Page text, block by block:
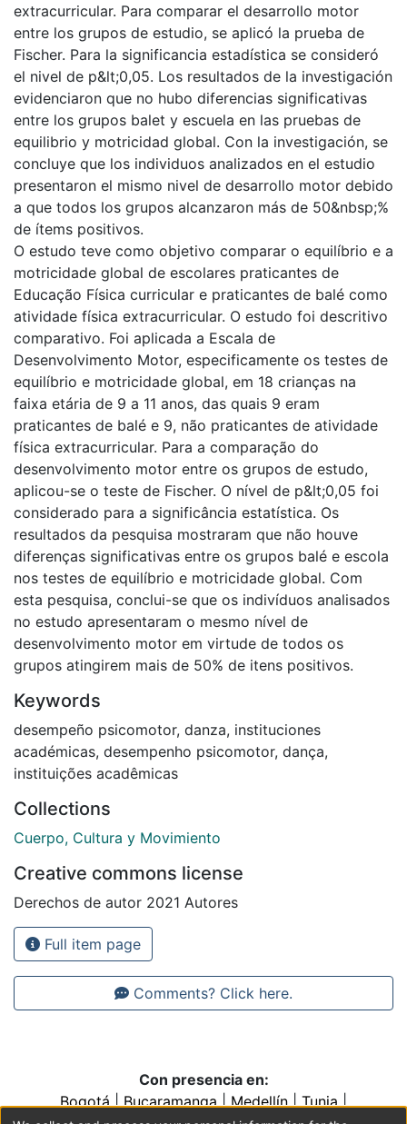
extracurricular. Para comparar el desarrollo motor
entre los grupos de estudio, se aplicó la prueba de
Fischer. Para la significancia estadística se consideró
el nivel de p&lt;0,05. Los resultados de la investigación
evidenciaron que no hubo diferencias significativas
entre los grupos balet y escuela en las pruebas de
equilibrio y motricidad global. Con la investigación, se
concluye que los individuos analizados en el estudio
presentaron el mismo nivel de desarrollo motor debido
a que todos los grupos alcanzaron más de 50&nbsp;%
de ítems positivos.
O estudo teve como objetivo comparar o equilíbrio e a
motricidade global de escolares praticantes de
Educação Física curricular e praticantes de balé como
atividade física extracurricular. O estudo foi descritivo
comparativo. Foi aplicada a Escala de
Desenvolvimento Motor, especificamente os testes de
equilíbrio e motricidade global, em 18 crianças na
faixa etária de 9 a 11 anos, das quais 9 eram
praticantes de balé e 9, não praticantes de atividade
física extracurricular. Para a comparação do
desenvolvimento motor entre os grupos de estudo,
aplicou-se o teste de Fischer. O nível de p&lt;0,05 foi
considerado para a significância estatística. Os
resultados da pesquisa mostraram que não houve
diferenças significativas entre os grupos balé e escola
nos testes de equilíbrio e motricidade global. Com
esta pesquisa, conclui-se que os indivíduos analisados
no estudo apresentaram o mesmo nível de
desenvolvimento motor em virtude de todos os
grupos atingirem mais de 50% de itens positivos.
Keywords
desempeño psicomotor, danza, instituciones
académicas, desempenho psicomotor, dança,
instituições acadêmicas
Collections
Cuerpo, Cultura y Movimiento
Creative commons license
Derechos de autor 2021 Autores
Full item page
Comments? Click here.
Con presencia en:
Bogotá|Bucaramanga|Medellín|Tunja|